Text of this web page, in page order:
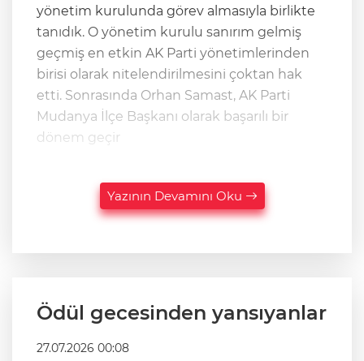
yönetim kurulunda görev almasıyla birlikte
tanıdık. O yönetim kurulu sanırım gelmiş
geçmiş en etkin AK Parti yönetimlerinden
birisi olarak nitelendirilmesini çoktan hak
etti. Sonrasında Orhan Samast, AK Parti
Mudanya İlçe Başkanı olarak başarılı bir
dönem geçir
Yazının Devamını Oku
Ödül gecesinden yansıyanlar
27.07.2026 00:08